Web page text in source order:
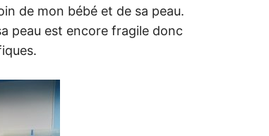
de mon bébé et de sa peau.
peau est encore fragile donc